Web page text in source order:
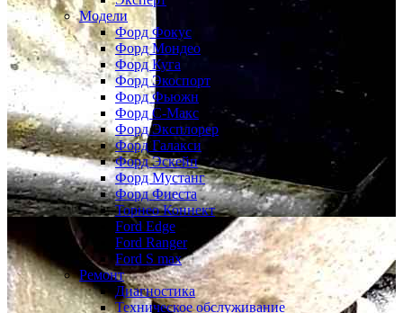
Модели
Форд Фокус
Форд Мондео
Форд Куга
Форд Экоспорт
Форд Фьюжн
Форд С-Макс
Форд Эксплорер
Форд Галакси
Форд Эскейп
Форд Мустанг
Форд Фиеста
Торнео Коннект
Ford Edge
Ford Ranger
Ford S max
Ремонт
Диагностика
Техническое обслуживание